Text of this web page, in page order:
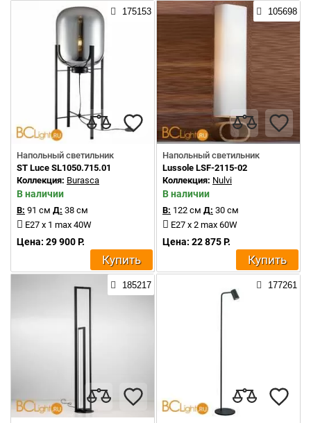
175153
Напольный светильник
ST Luce SL1050.715.01
Коллекция: Burasca
В наличии
В: 91 см Д: 38 см
E27 x 1 max 40W
Цена: 29 900 Р.
Купить
105698
Напольный светильник
Lussole LSF-2115-02
Коллекция: Nulvi
В наличии
В: 122 см Д: 30 см
E27 x 2 max 60W
Цена: 22 875 Р.
Купить
185217 177261